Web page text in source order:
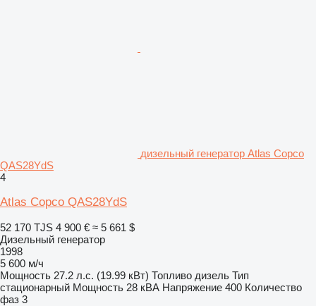
дизельный генератор Atlas Copco
QAS28YdS
4
Atlas Copco QAS28YdS
52 170 TJS 4 900 € ≈ 5 661 $
Дизельный генератор
1998
5 600 м/ч
Мощность 27.2 л.с. (19.99 кВт) Топливо дизель Тип
стационарный Мощность 28 кВА Напряжение 400 Количество
фаз 3